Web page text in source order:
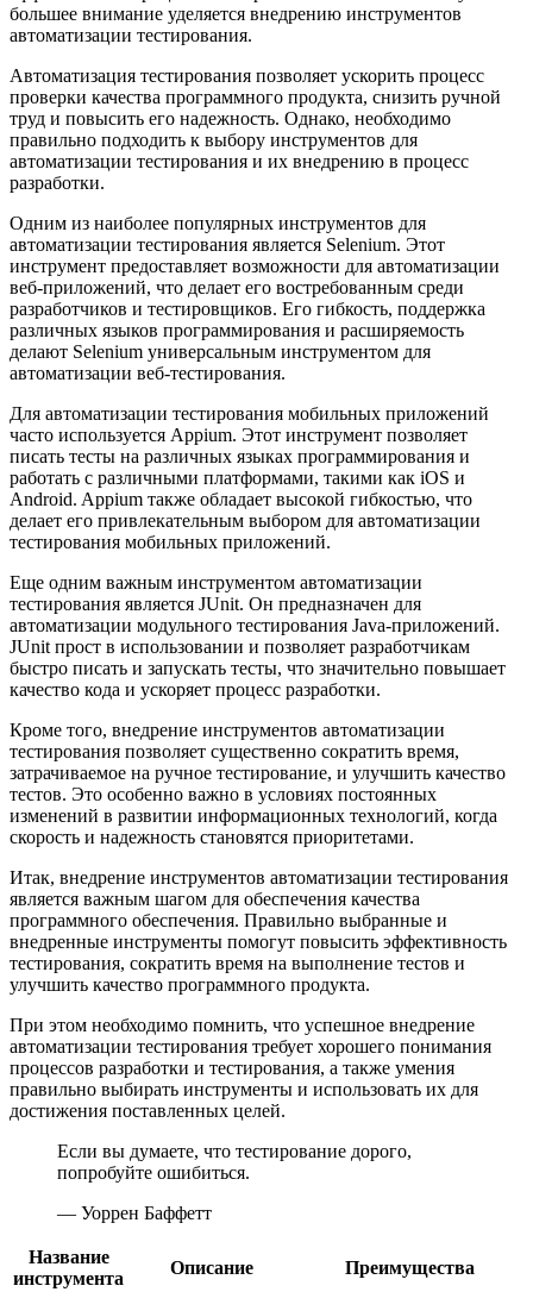
большее внимание уделяется внедрению инструментов
автоматизации тестирования.
Автоматизация тестирования позволяет ускорить процесс
проверки качества программного продукта, снизить ручной
труд и повысить его надежность. Однако, необходимо
правильно подходить к выбору инструментов для
автоматизации тестирования и их внедрению в процесс
разработки.
Одним из наиболее популярных инструментов для
автоматизации тестирования является Selenium. Этот
инструмент предоставляет возможности для автоматизации
веб-приложений, что делает его востребованным среди
разработчиков и тестировщиков. Его гибкость, поддержка
различных языков программирования и расширяемость
делают Selenium универсальным инструментом для
автоматизации веб-тестирования.
Для автоматизации тестирования мобильных приложений
часто используется Appium. Этот инструмент позволяет
писать тесты на различных языках программирования и
работать с различными платформами, такими как iOS и
Android. Appium также обладает высокой гибкостью, что
делает его привлекательным выбором для автоматизации
тестирования мобильных приложений.
Еще одним важным инструментом автоматизации
тестирования является JUnit. Он предназначен для
автоматизации модульного тестирования Java-приложений.
JUnit прост в использовании и позволяет разработчикам
быстро писать и запускать тесты, что значительно повышает
качество кода и ускоряет процесс разработки.
Кроме того, внедрение инструментов автоматизации
тестирования позволяет существенно сократить время,
затрачиваемое на ручное тестирование, и улучшить качество
тестов. Это особенно важно в условиях постоянных
изменений в развитии информационных технологий, когда
скорость и надежность становятся приоритетами.
Итак, внедрение инструментов автоматизации тестирования
является важным шагом для обеспечения качества
программного обеспечения. Правильно выбранные и
внедренные инструменты помогут повысить эффективность
тестирования, сократить время на выполнение тестов и
улучшить качество программного продукта.
При этом необходимо помнить, что успешное внедрение
автоматизации тестирования требует хорошего понимания
процессов разработки и тестирования, а также умения
правильно выбирать инструменты и использовать их для
достижения поставленных целей.
Если вы думаете, что тестирование дорого,
попробуйте ошибиться.
— Уоррен Баффетт
Название
инструмента
Описание Преимущества